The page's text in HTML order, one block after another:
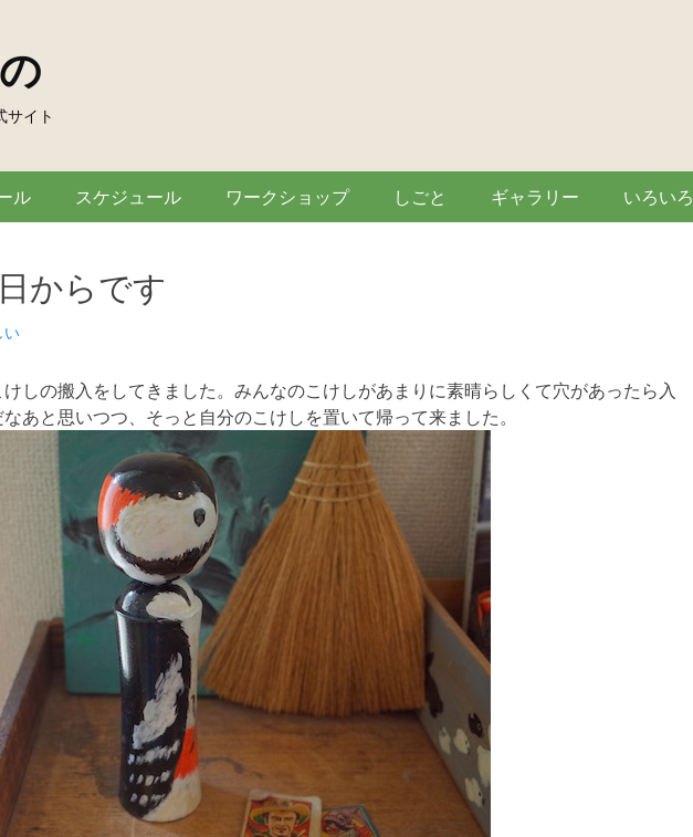
サイト
ル スケジュール ワークショップ しごと ギャラリー いろいろ
からです
い
けしの搬入をしてきました。みんなのこけしがあまりに素晴らしくて穴があったら入
あと思いつつ、そっと自分のこけしを置いて帰って来ました。